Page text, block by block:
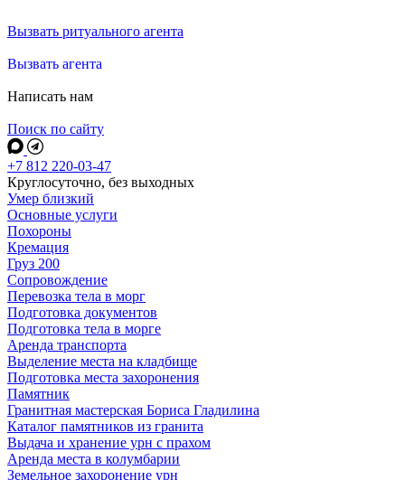
Вызвать ритуального агента
Вызвать агента
Написать нам
Поиск по сайту
+7 812 220-03-47
Круглосуточно, без выходных
Умер близкий
Основные услуги
Похороны
Кремация
Груз 200
Сопровождение
Перевозка тела в морг
Подготовка документов
Подготовка тела в морге
Аренда транспорта
Выделение места на кладбище
Подготовка места захоронения
Памятник
Гранитная мастерская Бориса Гладилина
Каталог памятников из гранита
Выдача и хранение урн с прахом
Аренда места в колумбарии
Земельное захоронение урн